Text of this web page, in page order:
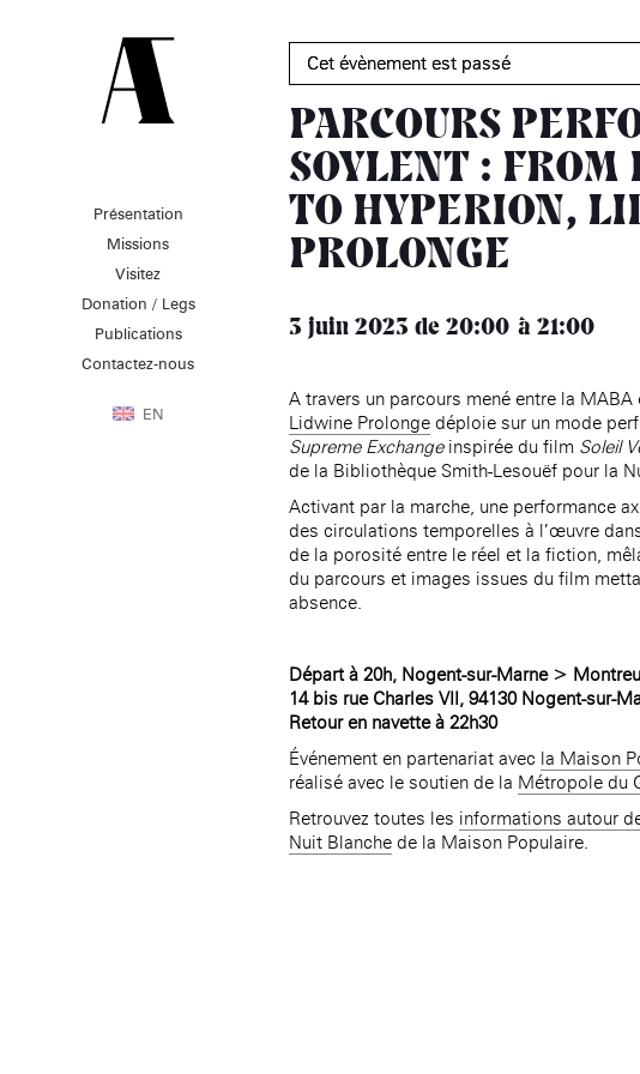
Cet évènement est passé
PARCOURS
SOYLENT : FROM
TO HYPERION,
PROLONGE
3 juin 2023 de 20:00 21:00
A travers un parcours mené entre la
Lidwine Prolongedéploie sur un mode
Supreme Exchangeinspirée du film Soleil
de la Bibliothèque Smith-Lesouëf pour la
Activant par la marche, une performance
des circulations temporelles à l’œuvre
de la porosité entre le réel et la fiction,
du parcours et images issues du film
absence.
Départ à 20h, Nogent-sur-Marne >
14 bis rue Charles VII, 94130 Nogent-sur-
Retour en navette à 22h30
Événement en partenariat avec la Maison
réalisé avec le soutien de la Métropole du
Retrouvez toutes les informations autour
Nuit Blanchede la Maison Populaire.
Présentation
PRÉSENTATION
Présentation de la
Histoire de la Fondation
Missions
MISSIONS
Soutenir les écoles d’art
Attribuer des ateliers
Promouvoir la scène
française à l’international
Produire, dans la
résidence deMoly-
Accompagner le grand
âge, à laMaison
nationale des artistes
(EHPAD)
Visitez
VISITEZ
MABA
Smith-Lesouëf
Parc
Cabinet de curiosité et
Rotonde Balzac de l’Hôtel
Salomon de Rothschild
Jardin public de l’Hôtel
Salomon de Rothschild
Donation / Legs
Publications
Contactez-nous
EN